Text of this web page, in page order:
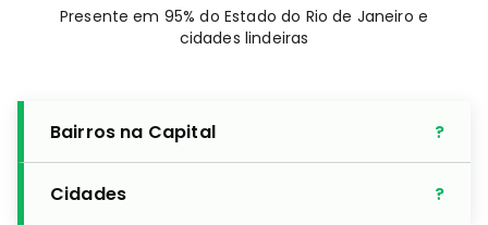
Presente em 95% do Estado do Rio de Janeiro e
cidades lindeiras
Bairros na Capital
Cidades